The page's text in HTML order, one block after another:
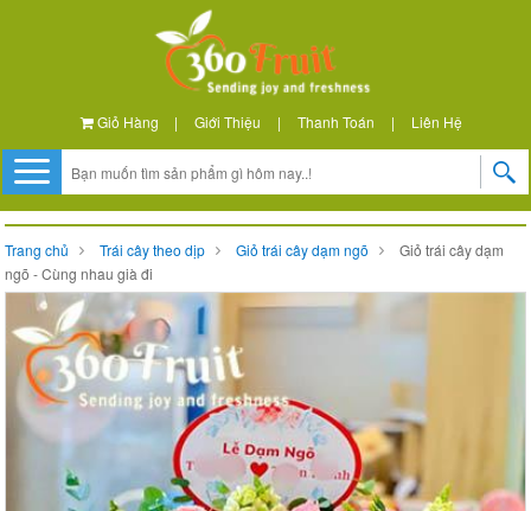
Giỏ Hàng | Giới Thiệu | Thanh Toán | Liên Hệ
Trang chủ Trái cây theo dịp Giỏ trái cây dạm ngõ
Giỏ trái cây dạm
ngõ - Cùng nhau già đi